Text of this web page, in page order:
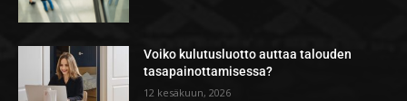
Voiko kulutusluotto auttaa talouden
tasapainottamisessa?
12 kesäkuun, 2026